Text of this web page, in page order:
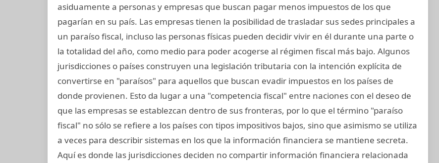
asiduamente a personas y empresas que buscan pagar menos impuestos de los que
pagarían en su país. Las empresas tienen la posibilidad de trasladar sus sedes principales a
un paraíso fiscal, incluso las personas físicas pueden decidir vivir en él durante una parte o
la totalidad del año, como medio para poder acogerse al régimen fiscal más bajo. Algunos
jurisdicciones o países construyen una legislación tributaria con la intención explícita de
convertirse en "paraísos" para aquellos que buscan evadir impuestos en los países de
donde provienen. Esto da lugar a una "competencia fiscal" entre naciones con el deseo de
que las empresas se establezcan dentro de sus fronteras, por lo que el término "paraíso
fiscal" no sólo se refiere a los países con tipos impositivos bajos, sino que asimismo se utiliza
a veces para describir sistemas en los que la información financiera se mantiene secreta.
Aquí es donde las jurisdicciones deciden no compartir información financiera relacionada